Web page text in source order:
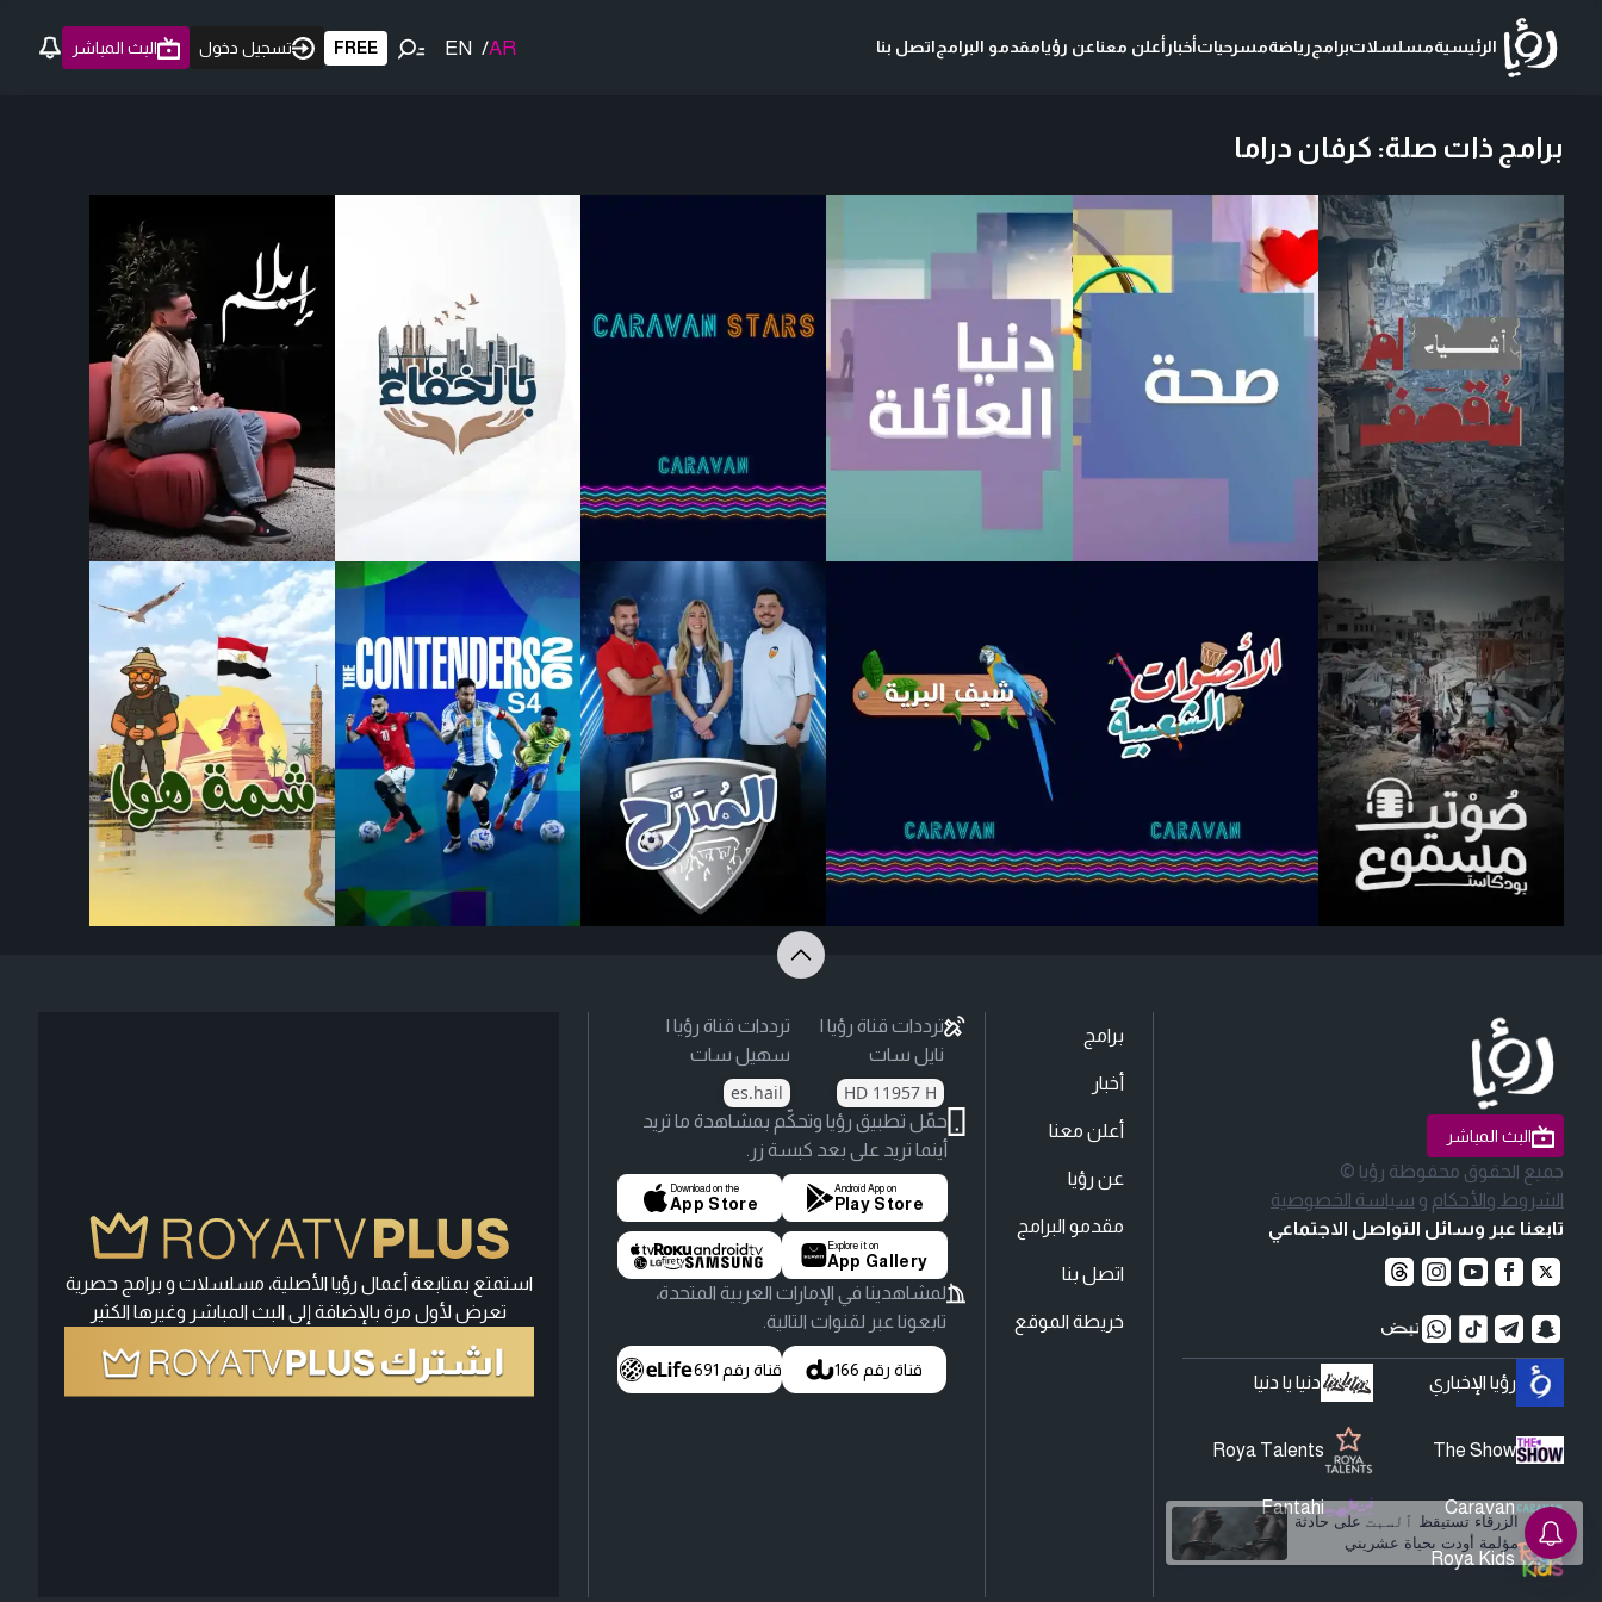
الرئيسيةمسلسلاتبرامجرياضةمسرحياتأخبارأعلن معناعن رؤيامقدمو البرامجاتصل بنا AR
/
EN
FREE تسجيل دخول البث المباشر
برامج ذات صلة: كرفان دراما
البث المباشر
جميع الحقوق محفوظة رؤيا ©
الشروط والأحكام و سياسة الخصوصية
تابعنا عبر وسائل التواصل الاجتماعي
رؤيا الإخباري دنيا يا دنيا
The Show
Roya Talents
Caravan
Fantahi
Roya Kids
برامج
أخبار
أعلن معنا
عن رؤيا
مقدمو البرامج
اتصل بنا
خريطة الموقع
ترددات قناة رؤيا |
نايل سات
HD 11957 H
ترددات قناة رؤيا |
سهيل سات
es.hail
حمّل تطبيق رؤيا وتحكّم بمشاهدة ما تريد
أينما تريد على بعد كبسة زر.
Android App on
Play Store
Download on the
App Store
Explore it on
App Gallery
لمشاهدينا في الإمارات العربية المتحدة،
تابعونا عبر لقنوات التالية.
قناة رقم 166 قناة رقم 691
استمتع بمتابعة أعمال رؤيا الأصلية، مسلسلات و برامج حصرية
تعرض لأول مرة بالإضافة إلى البث المباشر وغيرها الكثير
الزرقاء تستيقظ ٱلسبت على حادثة
مؤلمة أودت بحياة عشريني